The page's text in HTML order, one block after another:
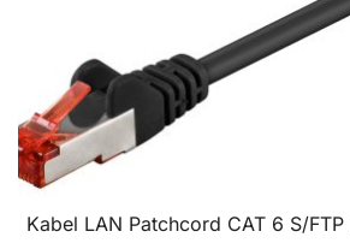
Kabel LAN Patchcord CAT 6 S/